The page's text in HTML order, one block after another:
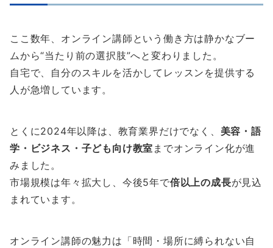
ここ数年、オンライン講師という働き方は静かなブー
ムから“当たり前の選択肢”へと変わりました。
自宅で、自分のスキルを活かしてレッスンを提供する
人が急増しています。
とくに2024年以降は、教育業界だけでなく、 美容・語
学・ビジネス・子ども向け教室 までオンライン化が進
みました。
市場規模は年々拡大し、今後5年で倍以上の成長が見込
まれています。
オンライン講師の魅力は「時間・場所に縛られない自